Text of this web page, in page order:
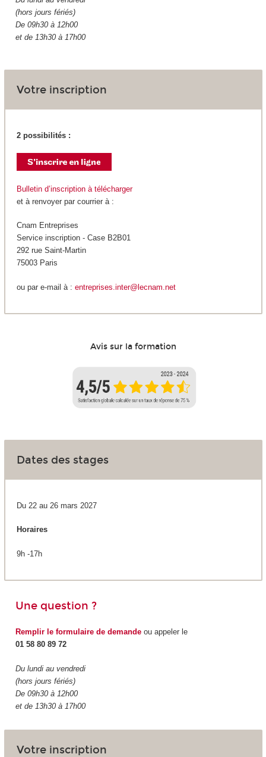
(hors jours fériés)
De 09h30 à 12h00
et de 13h30 à 17h00
Votre inscription
2 possibilités :
Bulletin d’inscription à télécharger
et à renvoyer par courrier à :
Cnam Entreprises
Service inscription - Case B2B01
292 rue Saint-Martin
75003 Paris
ou par e-mail à : entreprises.inter@lecnam.net
Avis sur la formation
Dates des stages
Du 22 au 26 mars 2027
Horaires
9h -17h
Une question ?
Remplir le formulaire de demandeou appeler le
01 58 80 89 72
Du lundi au vendredi
(hors jours fériés)
De 09h30 à 12h00
et de 13h30 à 17h00
Votre inscription